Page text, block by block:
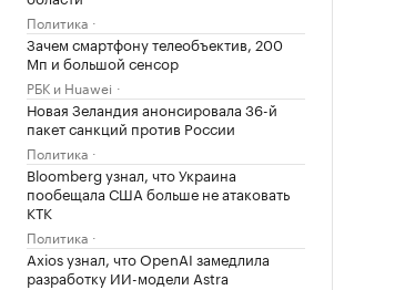
Политика
Зачем смартфону телеобъектив, 200
Мп и большой сенсор
РБК и Huawei
Новая Зеландия анонсировала 36-й
пакет санкций против России
Политика
Bloomberg узнал, что Украина
пообещала США больше не атаковать
КТК
Политика
Axios узнал, что OpenAI замедлила
разработку ИИ-модели Astra